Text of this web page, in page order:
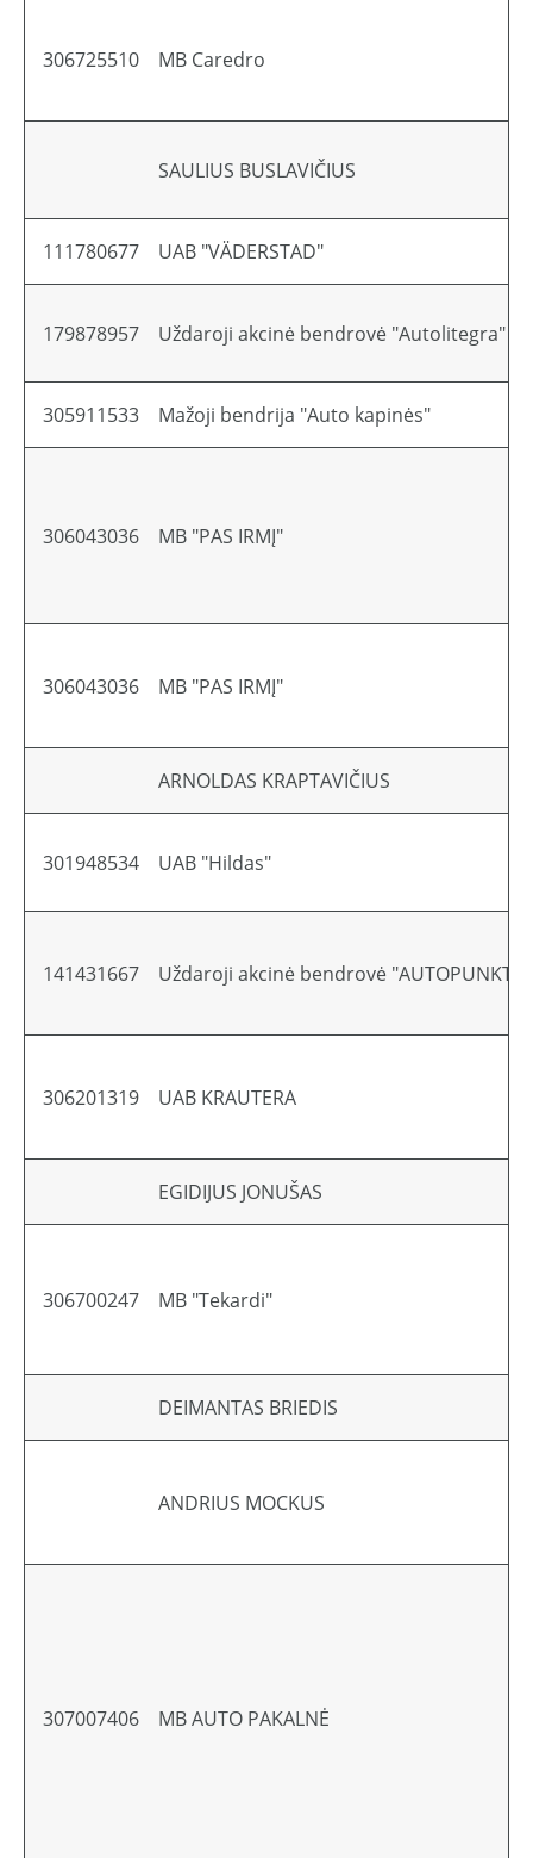
306725510 MB Caredro
SAULIUS BUSLAVIČIUS
111780677 UAB "VÄDERSTAD"
179878957 Uždaroji akcinė bendrovė "Autolitegra"
305911533 Mažoji bendrija "Auto kapinės"
306043036 MB "PAS IRMĮ"
306043036 MB "PAS IRMĮ"
ARNOLDAS KRAPTAVIČIUS
301948534 UAB "Hildas"
141431667 Uždaroji akcinė bendrovė "AUTOPUNKTO
306201319 UAB KRAUTERA
EGIDIJUS JONUŠAS
306700247 MB "Tekardi"
DEIMANTAS BRIEDIS
ANDRIUS MOCKUS
307007406 MB AUTO PAKALNĖ